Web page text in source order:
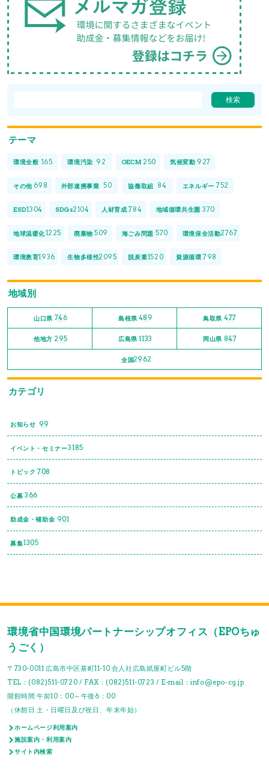
テーマ
環境全般 165 環境汚染 92 OECM 250 気候変動 927
その他 698 外部連携事業 50 協働取組 84 エネルギー 752
ESD1304 SDGs2104 人材育成 784 地域循環共生圏 370
地球温暖化1225 廃棄物 509 海ごみ問題 570 環境保全活動2767
環境教育1936 生物多様性2095 脱炭素1520 資源循環 798
地域別
山口県 746 島根県 489 鳥取県 477
他地方 295 広島県 1133 岡山県 847
全国2962
カテゴリ
お知らせ 99
イベント・セミナー3185
トピック 708
公募 366
助成金・補助金 901
募集1305
環境省中国環境パートナーシップオフィス（EPOちゅ
うごく）
〒730-0011 広島市中区基町11-10 合人社広島紙屋町ビル5階
TEL：(082)511-0720 / FAX：(082)511-0723 / E-mail：info@epo-cg.jp
開館時間 午前10：00～午後6：00
（休館日 土・日曜日及び祝日、年末年始）
ホームページ利用案内
施設案内・利用案内
サイト内検索